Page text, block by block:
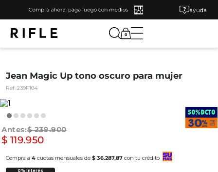
ayuda
0
Jean Magic Up tono oscuro para mujer
Ref: 239F104
$ 239.900
$ 119.950
Compra a 4 cuotas mensuales de $ 36.287,87 con tu crédito
0% Interés